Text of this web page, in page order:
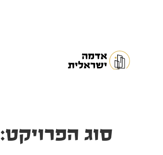
סוג הפרויקט: